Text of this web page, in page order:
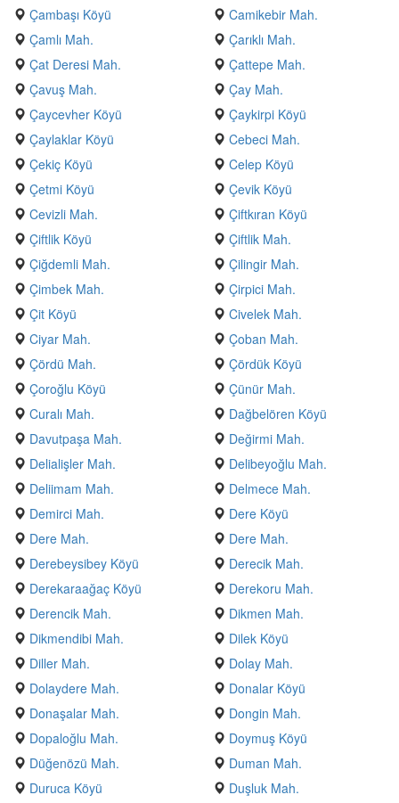
Çambaşı Köyü
Camikebir Mah.
Çamlı Mah.
Çarıklı Mah.
Çat Deresi Mah.
Çattepe Mah.
Çavuş Mah.
Çay Mah.
Çaycevher Köyü
Çaykirpi Köyü
Çaylaklar Köyü
Cebeci Mah.
Çekiç Köyü
Celep Köyü
Çetmi Köyü
Çevik Köyü
Cevizli Mah.
Çiftkıran Köyü
Çiftlik Köyü
Çiftlik Mah.
Çiğdemli Mah.
Çilingir Mah.
Çimbek Mah.
Çirpici Mah.
Çit Köyü
Civelek Mah.
Ciyar Mah.
Çoban Mah.
Çördü Mah.
Çördük Köyü
Çoroğlu Köyü
Çünür Mah.
Curalı Mah.
Dağbelören Köyü
Davutpaşa Mah.
Değirmi Mah.
Delialişler Mah.
Delibeyoğlu Mah.
Deliimam Mah.
Delmece Mah.
Demirci Mah.
Dere Köyü
Dere Mah.
Dere Mah.
Derebeysibey Köyü
Derecik Mah.
Derekaraağaç Köyü
Derekoru Mah.
Derencik Mah.
Dikmen Mah.
Dikmendibi Mah.
Dilek Köyü
Diller Mah.
Dolay Mah.
Dolaydere Mah.
Donalar Köyü
Donaşalar Mah.
Dongin Mah.
Dopaloğlu Mah.
Doymuş Köyü
Düğenözü Mah.
Duman Mah.
Duruca Köyü
Duşluk Mah.